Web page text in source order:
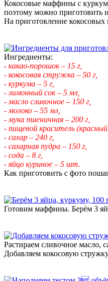
Кокосовые маффины с
поэтому можно приготовить
На приготовление
Ингредиенты:
- какао-порошок – 15 г,
- кокосовая стружка – 50 г,
- куркума – 5 г,
- лимонный сок – 5 мл,
- масло сливочное – 150 г,
- молоко – 55 мл,
- мука пшеничная – 200 г,
- пищевой краситель
- сахар – 240 г,
- сахарная пудра – 150 г,
- сода – 8 г,
- яйцо куриное – 5 шт.
Как приготовить с фото
Готовим маффины. Берём 3
Растираем сливочное масло,
Добавляем кокосовую